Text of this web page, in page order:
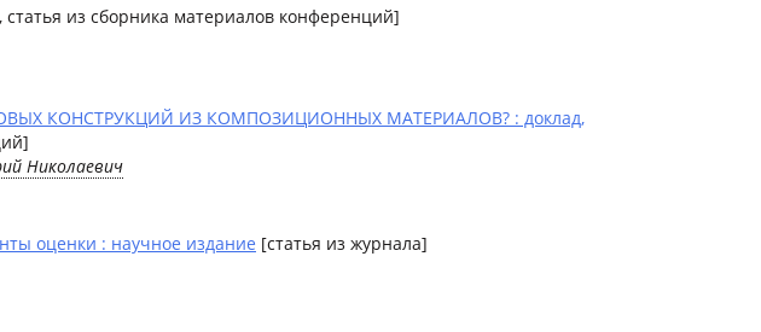
статья из сборника материалов конференций]
КОНСТРУКЦИЙ ИЗ КОМПОЗИЦИОННЫХ МАТЕРИАЛОВ? : доклад,
Николаевич
оценки : научное издание [статья из журнала]